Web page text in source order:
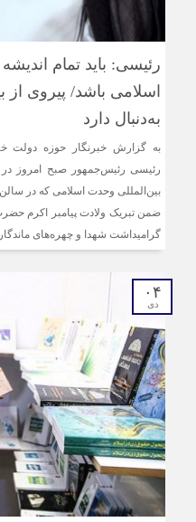
رئیسی: باید تمام
اسلامی باشد/ پیروی از
به‌دنبال دارد
به گزارش خبرنگار حوزه دولت
رئیسی رئیس‌جمهور صبح امروز در
بین‌المللی وحدت اسلامی که در
ضمن تبریک ولادت پیامبر اکرم
گرامیداشت شهدا و چهره‌های
۰۴
دی